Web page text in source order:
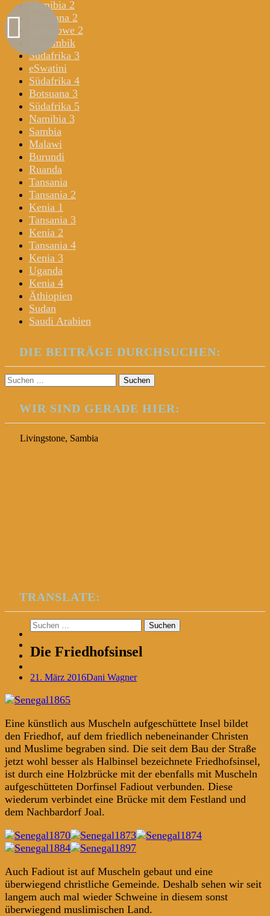
Namibia 2
Botsuana 2
Simbabwe 2
Mosambik
Südafrika 3
eSwatini
Südafrika 4
Botsuana 3
Südafrika 5
Namibia 3
Sambia
Malawi
Burundi
Ruanda
Tansania
Tansania 2
Kenia 1
Tansania 3
Kenia 2
Tansania 4
Kenia 3
Uganda
Kenia 4
Äthiopien
Sudan
Saudi Arabien
DIE BEITRÄGE DURCHSUCHEN:
Suchen
nach:
WIR SIND GERADE HIER:
Livingstone, Sambia
TRANSLATE:
Suchen
nach:
Die Friedhofsinsel
21. März 2016Dani Wagner
Eine künstlich aus Muscheln aufgeschüttete Insel bildet
den Friedhof, auf dem friedlich nebeneinander Christen
und Muslime begraben sind. Die seit dem Bau der Straße
jetzt wohl besser als Halbinsel bezeichnete Friedhofsinsel,
ist durch eine Holzbrücke mit der ebenfalls mit Muscheln
aufgeschütteten Dorfinsel Fadiout verbunden. Diese
wiederum verbindet eine Brücke mit dem Festland und
dem Nachbardorf Joal.
Auch Fadiout ist auf Muscheln gebaut und eine
überwiegend christliche Gemeinde. Deshalb sehen wir seit
langem auch mal wieder Schweine in diesem sonst
überwiegend muslimischen Land.